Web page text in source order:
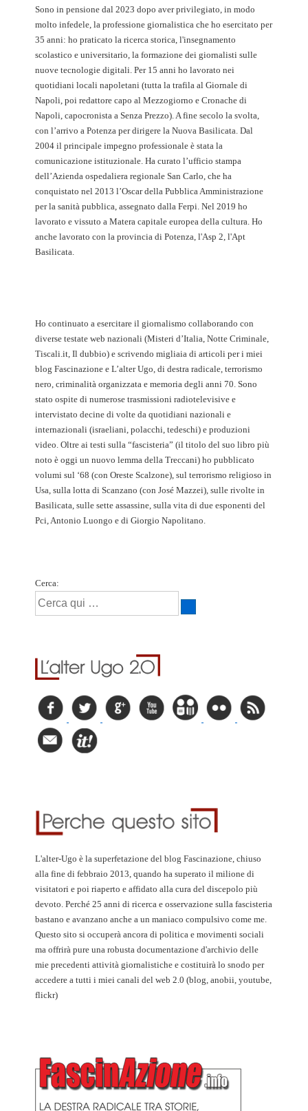
Sono in pensione dal 2023 dopo aver privilegiato, in modo
molto infedele, la professione giornalistica che ho esercitato per
35 anni: ho praticato la ricerca storica, l'insegnamento
scolastico e universitario, la formazione dei giornalisti sulle
nuove tecnologie digitali. Per 15 anni ho lavorato nei
quotidiani locali napoletani (tutta la trafila al Giornale di
Napoli, poi redattore capo al Mezzogiorno e Cronache di
Napoli, capocronista a Senza Prezzo). A fine secolo la svolta,
con l’arrivo a Potenza per dirigere la Nuova Basilicata. Dal
2004 il principale impegno professionale è stata la
comunicazione istituzionale. Ha curato l’ufficio stampa
dell’Azienda ospedaliera regionale San Carlo, che ha
conquistato nel 2013 l’Oscar della Pubblica Amministrazione
per la sanità pubblica, assegnato dalla Ferpi. Nel 2019 ho
lavorato e vissuto a Matera capitale europea della cultura. Ho
anche lavorato con la provincia di Potenza, l'Asp 2, l'Apt
Basilicata.
Ho continuato a esercitare il giornalismo collaborando con
diverse testate web nazionali (Misteri d’Italia, Notte Criminale,
Tiscali.it, Il dubbio) e scrivendo migliaia di articoli per i miei
blog Fascinazione e L’alter Ugo, di destra radicale, terrorismo
nero, criminalità organizzata e memoria degli anni 70. Sono
stato ospite di numerose trasmissioni radiotelevisive e
intervistato decine di volte da quotidiani nazionali e
internazionali (israeliani, polacchi, tedeschi) e produzioni
video. Oltre ai testi sulla “fascisteria” (il titolo del suo libro più
noto è oggi un nuovo lemma della Treccani) ho pubblicato
volumi sul ‘68 (con Oreste Scalzone), sul terrorismo religioso in
Usa, sulla lotta di Scanzano (con José Mazzei), sulle rivolte in
Basilicata, sulle sette assassine, sulla vita di due esponenti del
Pci, Antonio Luongo e di Giorgio Napolitano.
Cerca:
L'alter-Ugo è la superfetazione del blog Fascinazione, chiuso
alla fine di febbraio 2013, quando ha superato il milione di
visitatori e poi riaperto e affidato alla cura del discepolo più
devoto. Perché 25 anni di ricerca e osservazione sulla fascisteria
bastano e avanzano anche a un maniaco compulsivo come me.
Questo sito si occuperà ancora di politica e movimenti sociali
ma offrirà pure una robusta documentazione d'archivio delle
mie precedenti attività giornalistiche e costituirà lo snodo per
accedere a tutti i miei canali del web 2.0 (blog, anobii, youtube,
flickr)